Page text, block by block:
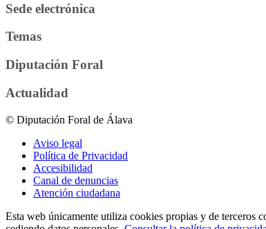
Sede electrónica
Temas
Diputación Foral
Actualidad
© Diputación Foral de Álava
Aviso legal
Política de Privacidad
Accesibilidad
Canal de denuncias
Atención ciudadana
Esta web únicamente utiliza cookies propias y de terceros